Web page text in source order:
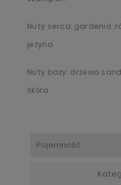
Nuty serca: gardenia,
jeżyna
Nuty bazy: drzewo
skóra
Pojemność